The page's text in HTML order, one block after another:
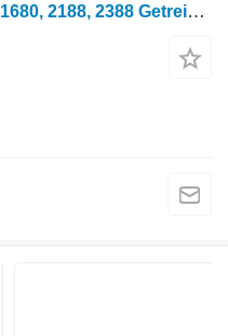
CNH Dreschkorb für Case IH 1680, 2188, 2388 Getreideernter für Ersatzteile